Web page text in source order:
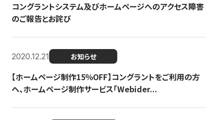
コングラントシステム及びホームページへのアクセス障害
のご報告とお詫び
2020.12.21 お知らせ
【ホームページ制作15％OFF】コングラントをご利用の方
へ、ホームページ制作サービス「Webider...